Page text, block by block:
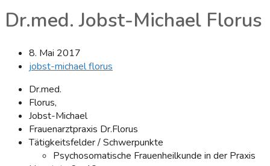
Dr.med. Jobst-Michael Florus
8. Mai 2017
jobst-michael florus
Dr.med.
Florus,
Jobst-Michael
Frauenarztpraxis Dr.Florus
Tätigkeitsfelder / Schwerpunkte
Psychosomatische Frauenheilkunde in der Praxis